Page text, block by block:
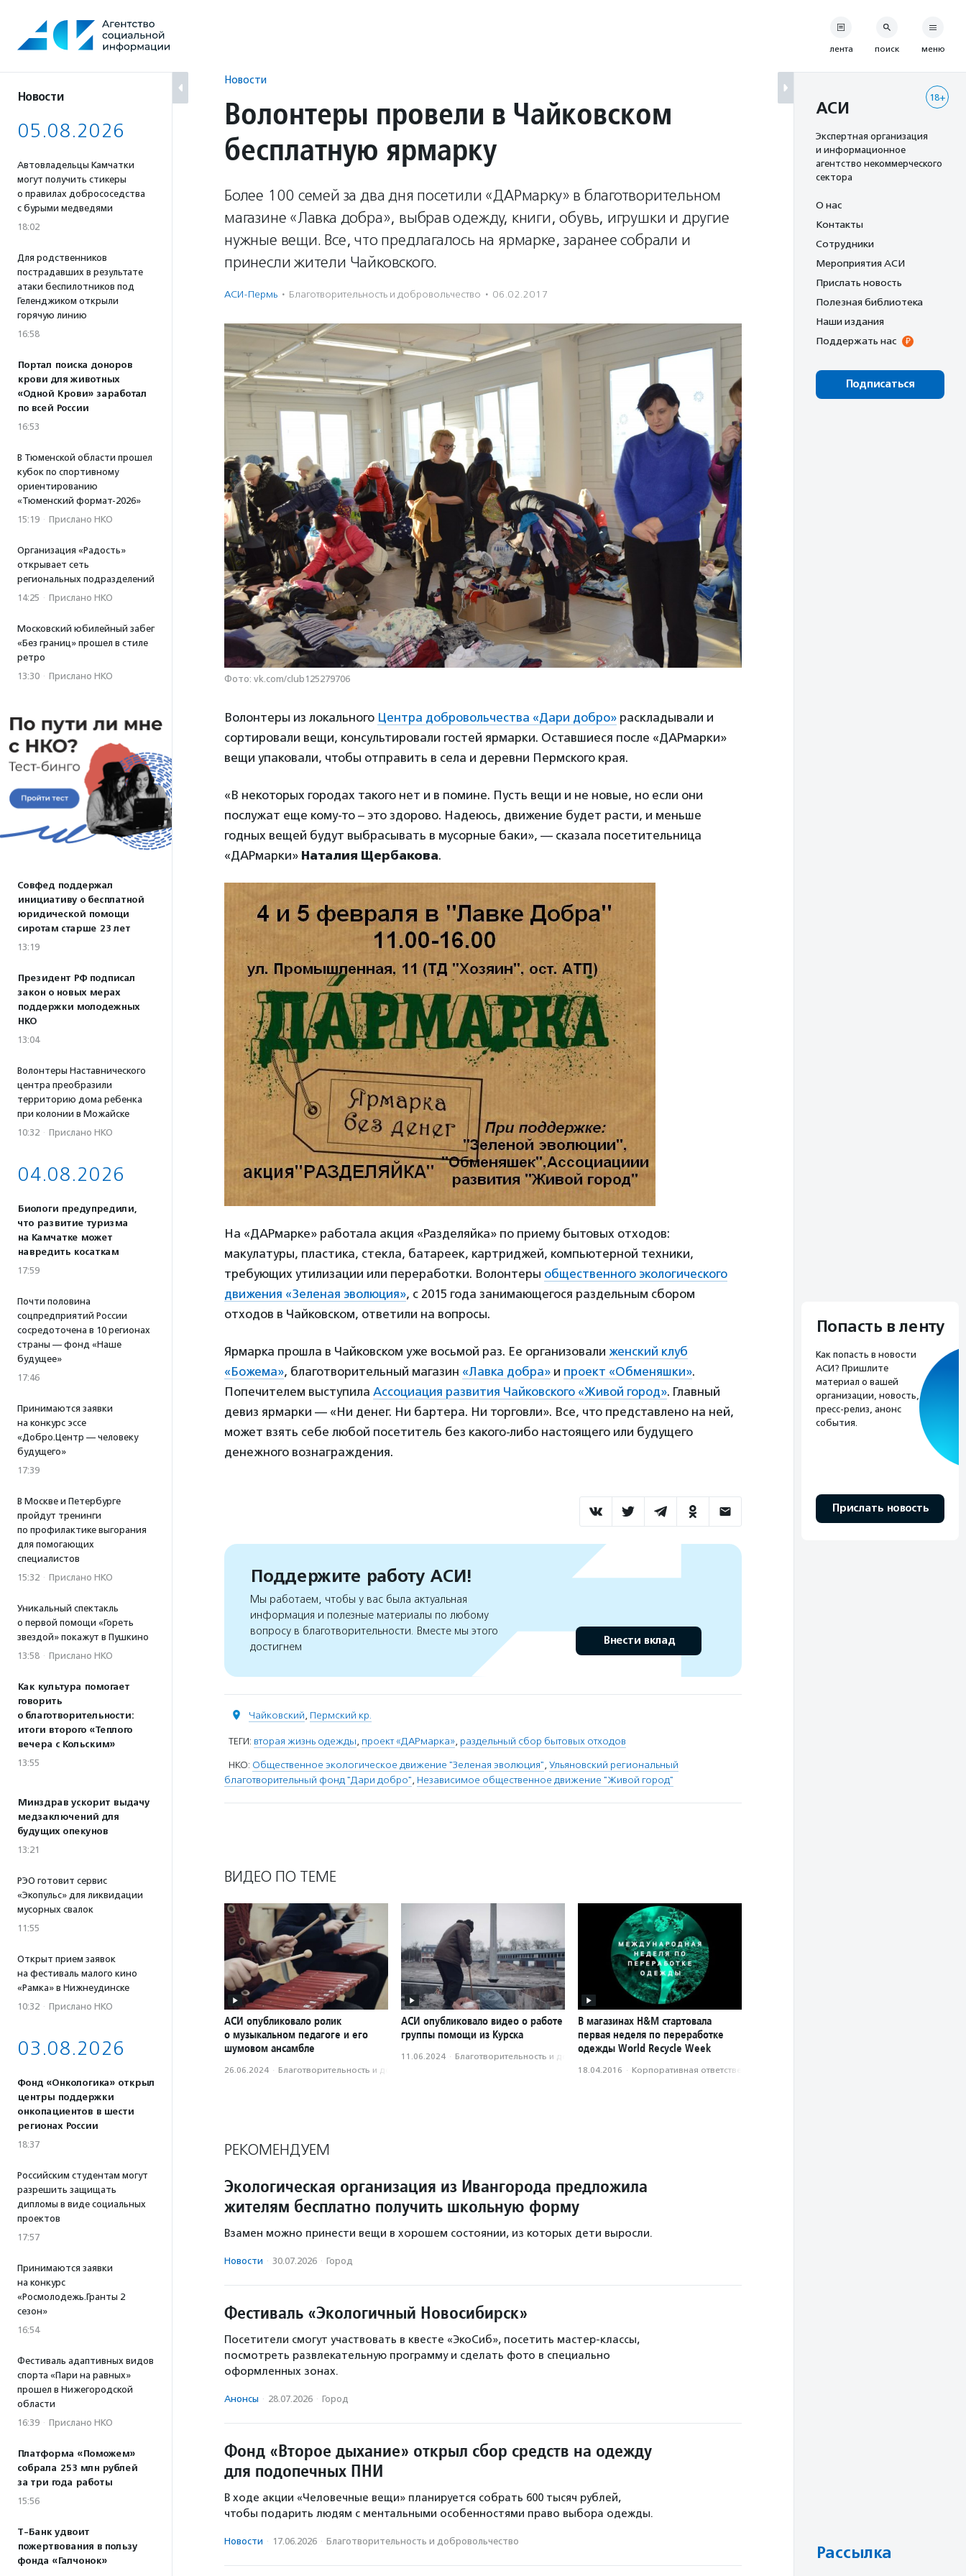
содержанию
Новости
05.08.2026
Автовладельцы Камчатки
могут получить стикеры
о правилах добрососедства
с бурыми медведями
18:02
Для родственников
пострадавших в результате
атаки беспилотников под
Геленджиком открыли
горячую линию
16:58
Портал поиска доноров
крови для животных
«Одной Крови» заработал
по всей России
16:53
В Тюменской области прошел
кубок по спортивному
ориентированию
«Тюменский формат-2026»
15:19 · Прислано НКО
Организация «Радость»
открывает сеть
региональных подразделений
14:25 · Прислано НКО
Московский юбилейный забег
«Без границ» прошел в стиле
ретро
13:30 · Прислано НКО
Совфед поддержал
инициативу о бесплатной
юридической помощи
сиротам старше 23 лет
13:19
Президент РФ подписал
закон о новых мерах
поддержки молодежных
НКО
13:04
Волонтеры Наставнического
центра преобразили
территорию дома ребенка
при колонии в Можайске
10:32 · Прислано НКО
04.08.2026
Биологи предупредили,
что развитие туризма
на Камчатке может
навредить косаткам
17:59
Почти половина
соцпредприятий России
сосредоточена в 10 регионах
страны — фонд «Наше
будущее»
17:46
Принимаются заявки
на конкурс эссе
«Добро.Центр — человеку
будущего»
17:39
В Москве и Петербурге
пройдут тренинги
по профилактике выгорания
для помогающих
специалистов
15:32 · Прислано НКО
Уникальный спектакль
о первой помощи «Гореть
звездой» покажут в Пушкино
13:58 · Прислано НКО
Как культура помогает
говорить
о благотворительности:
итоги второго «Теплого
вечера с Кольским»
13:55
Минздрав ускорит выдачу
медзаключений для
будущих опекунов
13:21
РЭО готовит сервис
«Экопульс» для ликвидации
мусорных свалок
11:55
Открыт прием заявок
на фестиваль малого кино
«Рамка» в Нижнеудинске
10:32 · Прислано НКО
03.08.2026
Фонд «Онкологика» открыл
центры поддержки
онкопациентов в шести
регионах России
18:37
Российским студентам могут
разрешить защищать
дипломы в виде социальных
проектов
17:57
Принимаются заявки
на конкурс
«Росмолодежь.Гранты 2
сезон»
16:54
Фестиваль адаптивных видов
спорта «Пари на равных»
прошел в Нижегородской
области
16:39 · Прислано НКО
Платформа «Поможем»
собрала 253 млн рублей
за три года работы
15:56
Т-Банк удвоит
пожертвования в пользу
фонда «Галчонок»
Новости
Волонтеры провели в Чайковском
бесплатную ярмарку
Более 100 семей за два дня посетили «ДАРмарку» в благотворительном
магазине «Лавка добра», выбрав одежду, книги, обувь, игрушки и другие
нужные вещи. Все, что предлагалось на ярмарке, заранее собрали и
принесли жители Чайковского.
АСИ-Пермь · Благотвори­тель­ность и доброволь­чест­во · 06.02.2017
Фото: vk.com/club125279706
Волонтеры из локального Центра добровольчества «Дари добро» раскладывали и
сортировали вещи, консультировали гостей ярмарки. Оставшиеся после «ДАРмарки»
вещи упаковали, чтобы отправить в села и деревни Пермского края.
«В некоторых городах такого нет и в помине. Пусть вещи и не новые, но если они
послужат еще кому-то – это здорово. Надеюсь, движение будет расти, и меньше
годных вещей будут выбрасывать в мусорные баки», — сказала посетительница
«ДАРмарки» Наталия Щербакова.
На «ДАРмарке» работала акция «Разделяйка» по приему бытовых отходов:
макулатуры, пластика, стекла, батареек, картриджей, компьютерной техники,
требующих утилизации или переработки. Волонтеры общественного экологического
движения «Зеленая эволюция», с 2015 года занимающегося раздельным сбором
отходов в Чайковском, ответили на вопросы.
Ярмарка прошла в Чайковском уже восьмой раз. Ее организовали женский клуб
«Божема», благотворительный магазин «Лавка добра» и проект «Обменяшки».
Попечителем выступила Ассоциация развития Чайковского «Живой город». Главный
девиз ярмарки — «Ни денег. Ни бартера. Ни торговли». Все, что представлено на ней,
может взять себе любой посетитель без какого-либо настоящего или будущего
денежного вознаграждения.
Поддержите работу АСИ!
Мы работаем, чтобы у вас была актуальная
информация и полезные материалы по любому
вопросу в благотворительности. Вместе мы этого
достигнем
Внести вклад
Чайковский, Пермский кр.
ТЕГИ: вторая жизнь одежды, проект «ДАРмарка», раздельный сбор бытовых отходов
НКО: Общественное экологическое движение "Зеленая эволюция", Ульяновский региональный
благотворительный фонд "Дари добро", Независимое общественное движение "Живой город"
ВИДЕО ПО ТЕМЕ
АСИ опубликовало ролик
о музыкальном педагоге и его
шумовом ансамбле
26.06.2024 · Благотвори­тель­ность и доброволь­чест­во
АСИ опубликовало видео о работе
группы помощи из Курска
11.06.2024 · Благотвори­тель­ность и доброволь­чест­во
В магазинах H&M стартовала
первая неделя по переработке
одежды World Recycle Week
18.04.2016 · Корпоративная ответственность
РЕКОМЕНДУЕМ
Экологическая организация из Ивангорода предложила
жителям бесплатно получить школьную форму
Взамен можно принести вещи в хорошем состоянии, из которых дети выросли.
Новости · 30.07.2026 · Город
Фестиваль «Экологичный Новосибирск»
Посетители смогут участвовать в квесте «ЭкоСиб», посетить мастер-классы,
посмотреть развлекательную программу и сделать фото в специально
оформленных зонах.
Анонсы · 28.07.2026 · Город
Фонд «Второе дыхание» открыл сбор средств на одежду
для подопечных ПНИ
В ходе акции «Человечные вещи» планируется собрать 600 тысяч рублей,
чтобы подарить людям с ментальными особенностями право выбора одежды.
Новости · 17.06.2026 · Благотвори­тель­ность и доброволь­чест­во
лента поиск меню
18+
АСИ
Экспертная организация
и информационное
агентство некоммерческого
сектора
О нас
Контакты
Сотрудники
Мероприятия АСИ
Прислать новость
Полезная библиотека
Наши издания
Поддержать нас
Подписаться
Попасть в ленту
Как попасть в новости
АСИ? Пришлите
материал о вашей
организации, новость,
пресс-релиз, анонс
события.
Прислать новость
Рассылка